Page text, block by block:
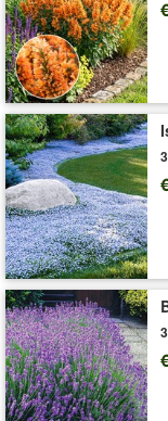
Levering omvat:
'Veronika 'Cupido''